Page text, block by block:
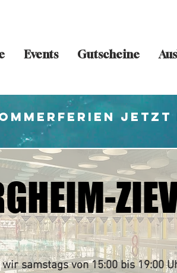
Events Gutscheine
jetzt
samstags von 15:00 bis 19:00